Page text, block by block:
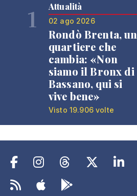
1 Attualità
02 ago 2026
Rondò Brenta, un
quartiere che
cambia: «Non
siamo il Bronx di
Bassano, qui si
vive bene»
Visto 19.906 volte